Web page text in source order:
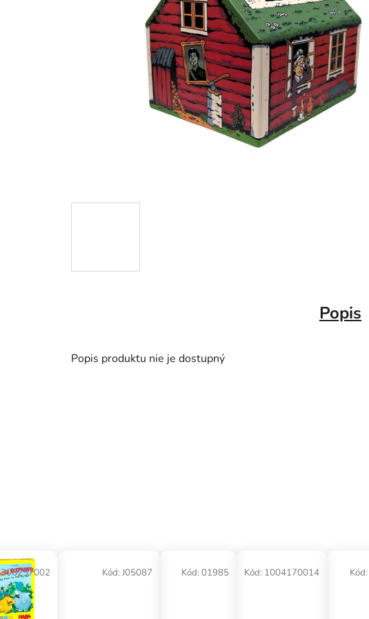
Popis
Popis produktu nie je dostupný
Kód: J05087 Kód: 01985 Kód: 1004170014 Kód: